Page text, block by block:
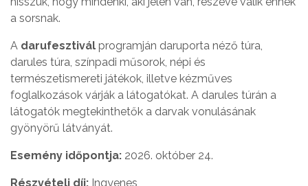
a sorsnak.
A darufesztivál programján daruporta néző túra,
darules túra, színpadi műsorok, népi és
természetismereti játékok, illetve kézműves
foglalkozások várják a látogatókat. A darules túrán a
látogatók megtekinthetők a darvak vonulásának
gyönyörű látványát.
Esemény időpontja: 2026. október 24.
Részvételi díj: Ingyenes